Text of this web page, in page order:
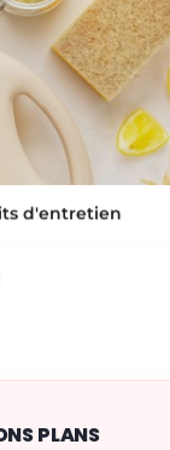
d'entretien
PLANS